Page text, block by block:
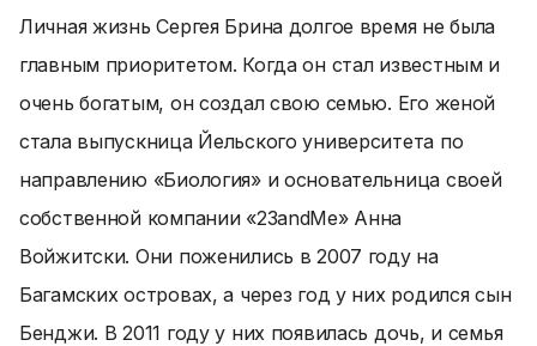
Личная жизнь Сергея Брина долгое время не была
главным приоритетом. Когда он стал известным и
очень богатым, он создал свою семью. Его женой
стала выпускница Йельского университета по
направлению «Биология» и основательница своей
собственной компании «23andMe» Анна
Войжитски. Они поженились в 2007 году на
Багамских островах, а через год у них родился сын
Бенджи. В 2011 году у них появилась дочь, и семья